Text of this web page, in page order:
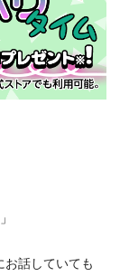
話していても